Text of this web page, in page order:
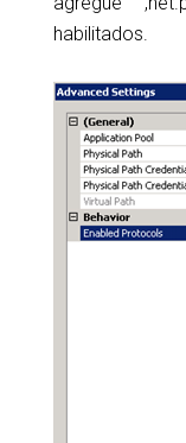
habilitados.